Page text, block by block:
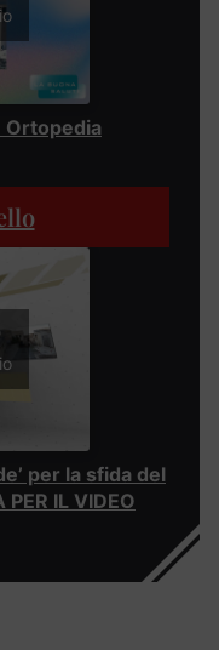
Ortopedia
per la sfida del
IL VIDEO